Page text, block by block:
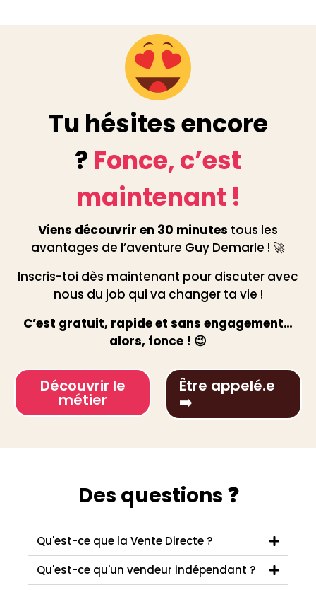
Tu hésites encore
? Fonce, c’est
maintenant !
Viens découvrir en 30 minutes tous les
avantages de l’aventure Guy Demarle ! 🚀
Inscris-toi dès maintenant pour discuter avec
nous du job qui va changer ta vie !
C’est gratuit, rapide et sans engagement…
alors, fonce ! 😉
Découvrir le
métier
Être appelé.e
➡️
Des questions ❓
Qu'est-ce que la Vente Directe ?
Qu'est-ce qu'un vendeur indépendant ?